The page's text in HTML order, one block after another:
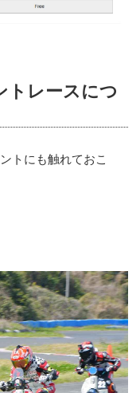
トレースにつ
トにも触れておこ